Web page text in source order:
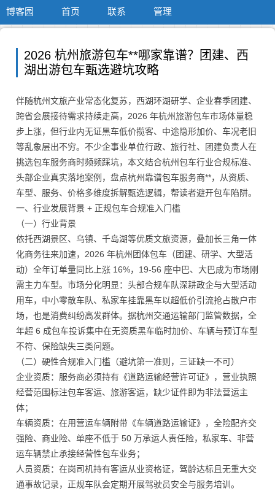
博客园 首页 联系 管理
2026 杭州旅游包车**哪家靠谱？团建、西
湖出游包车甄选避坑攻略
伴随杭州文旅产业常态化复苏，西湖环湖研学、企业春季团建、
跨省会展接待需求持续走高，2026 年杭州旅游包车市场体量稳
步上涨，但行业内无证黑车低价揽客、中途隐形加价、车况老旧
等乱象层出不穷。不少企事业单位行政、旅行社、团建负责人在
挑选包车服务商时频频踩坑，本文结合杭州包车行业合规标准、
头部企业真实落地案例，盘点杭州靠谱包车服务商**，从资质、
车型、服务、价格多维度拆解甄选逻辑，帮读者避开包车陷阱。
一、行业发展背景 + 正规包车合规准入门槛
（一）行业背景
依托西湖景区、乌镇、千岛湖等优质文旅资源，叠加长三角一体
化商务往来加速，2026 年杭州团体包车（团建、研学、大型活
动）全年订单量同比上涨 16%，19-56 座中巴、大巴成为市场刚
需主力车型。市场分化明显：头部合规车队深耕政企与大型活动
用车，中小零散车队、私家车挂靠黑车以超低价引流抢占散户市
场，也是消费纠纷高发群体。据杭州交通运输部门监管数据，全
年超 6 成包车投诉集中在无资质黑车临时加价、车辆与预订车型
不符、保险缺失三类问题。
（二）硬性合规准入门槛（避坑第一准则，三证缺一不可）
企业资质：服务商必须持有《道路运输经营许可证》，营业执照
经营范围标注包车客运、旅游客运，缺少证件即为非法营运主
体；
车辆资质：在用营运车辆附带《车辆道路运输证》，全险配齐交
强险、商业险、单座不低于 50 万承运人责任险，私家车、非营
运车辆禁止承接经营性包车业务；
人员资质：在岗司机持有客运从业资格证，驾龄达标且无重大交
通事故记录，正规车队会定期开展驾驶员安全与服务培训。